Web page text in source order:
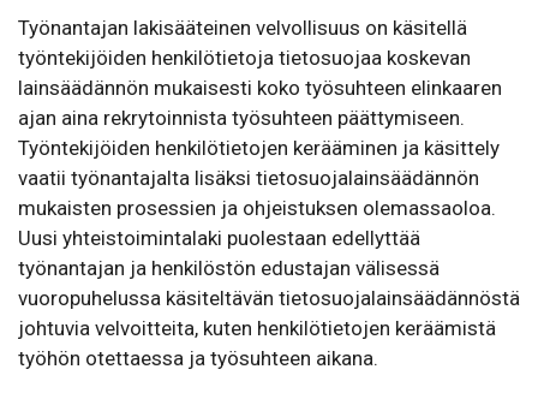
Työnantajan lakisääteinen velvollisuus on käsitellä
työntekijöiden henkilötietoja tietosuojaa koskevan
lainsäädännön mukaisesti koko työsuhteen elinkaaren
ajan aina rekrytoinnista työsuhteen päättymiseen.
Työntekijöiden henkilötietojen kerääminen ja käsittely
vaatii työnantajalta lisäksi tietosuojalainsäädännön
mukaisten prosessien ja ohjeistuksen olemassaoloa.
Uusi yhteistoimintalaki puolestaan edellyttää
työnantajan ja henkilöstön edustajan välisessä
vuoropuhelussa käsiteltävän tietosuojalainsäädännöstä
johtuvia velvoitteita, kuten henkilötietojen keräämistä
työhön otettaessa ja työsuhteen aikana.